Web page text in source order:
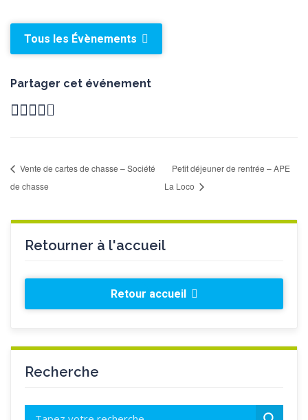
Tous les Évènements
Partager cet événement
Vente de cartes de chasse – Société
de chasse
Petit déjeuner de rentrée – APE
La Loco
Retourner à l'accueil
Retour accueil
Recherche